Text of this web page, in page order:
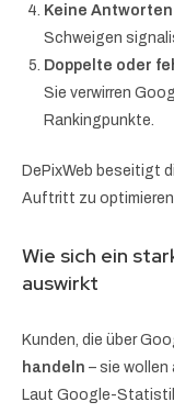
Keine
Schweigen
Doppelte oder
Sie verwirren
Rankingpunkte.
DePixWeb beseitigt
Auftritt zu optimieren.
Wie sich ein
auswirkt
Kunden, die über
handeln – sie wollen
Laut Google-